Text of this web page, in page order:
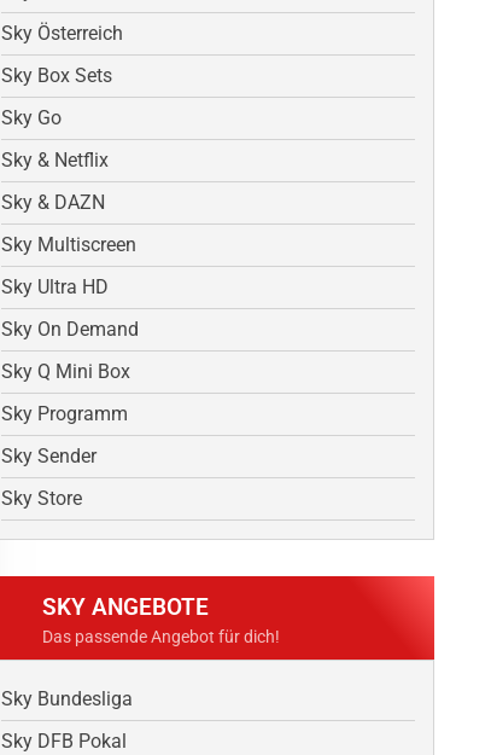
Sky Österreich
Sky Box Sets
Sky Go
Sky & Netflix
Sky & DAZN
Sky Multiscreen
Sky Ultra HD
Sky On Demand
Sky Q Mini Box
Sky Programm
Sky Sender
Sky Store
SKY ANGEBOTE
Das passende Angebot für dich!
Sky Bundesliga
Sky DFB Pokal